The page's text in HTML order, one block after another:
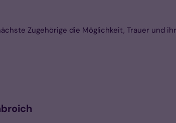
Zugehörige die Möglichkeit, Trauer und